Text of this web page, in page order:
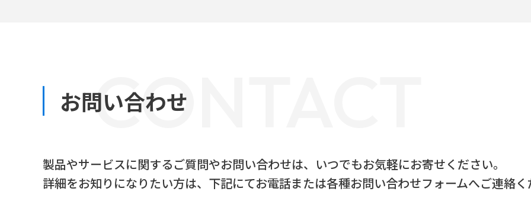
CONTACT
お問い合わせ
製品やサービスに関するご質問やお問い合わせは、 いつでもお気軽にお寄せください。
詳細をお知りになりたい方は、下記にてお電話または各種お問い合わせフォームへご連絡